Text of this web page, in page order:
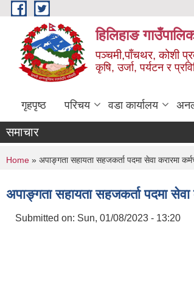
Skip to main content
हिलिहाङ
पञ्चमी,पाँचथर, कोशी
कृषि, उर्जा, पर्यटन र
गृहपृष्ठ परिचय वडा कार्यालय
समाचार
You are here
Home » अपाङ्गता सहायता सहजकर्ता पदमा सेवा करारमा
अपाङ्गता सहायता सहजकर्ता पदमा सेवा
Submitted on: Sun, 01/08/2023 - 13:20